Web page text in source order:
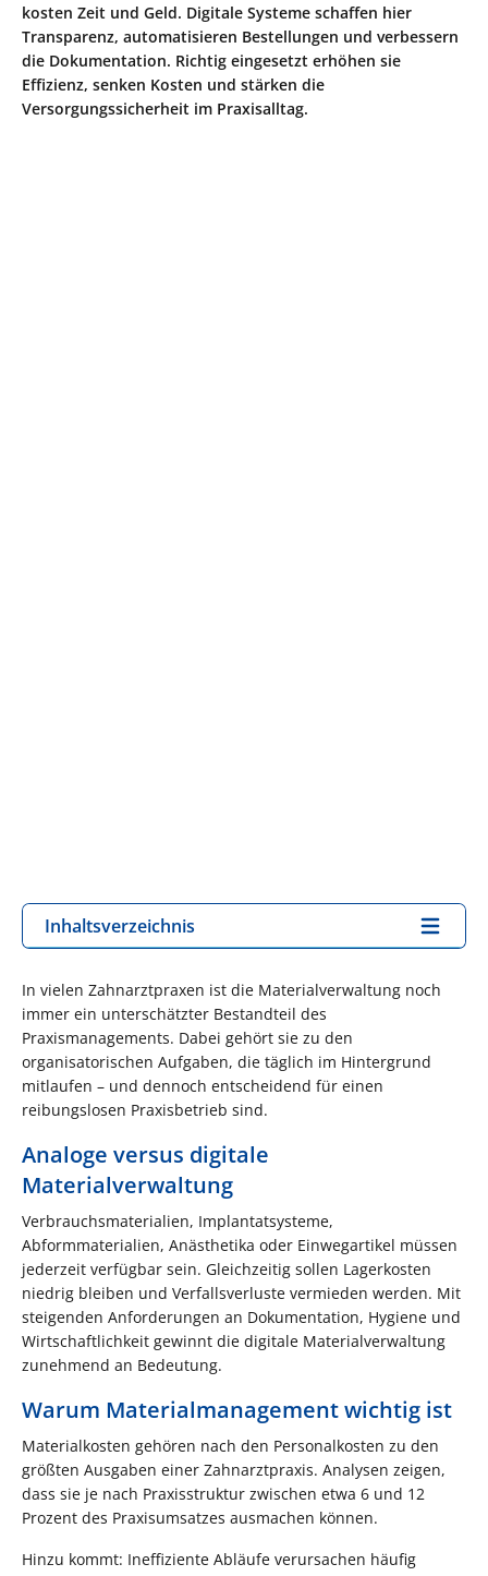
kosten Zeit und Geld. Digitale Systeme schaffen hier
Transparenz, automatisieren Bestellungen und verbessern
die Dokumentation. Richtig eingesetzt erhöhen sie
Effizienz, senken Kosten und stärken die
Versorgungssicherheit im Praxisalltag.
Inhaltsverzeichnis
In vielen Zahnarztpraxen ist die Materialverwaltung noch
immer ein unterschätzter Bestandteil des
Praxismanagements. Dabei gehört sie zu den
organisatorischen Aufgaben, die täglich im Hintergrund
mitlaufen – und dennoch entscheidend für einen
reibungslosen Praxisbetrieb sind.
Analoge versus digitale
Materialverwaltung
Verbrauchsmaterialien, Implantatsysteme,
Abformmaterialien, Anästhetika oder Einwegartikel müssen
jederzeit verfügbar sein. Gleichzeitig sollen Lagerkosten
niedrig bleiben und Verfallsverluste vermieden werden. Mit
steigenden Anforderungen an Dokumentation, Hygiene und
Wirtschaftlichkeit gewinnt die digitale Materialverwaltung
zunehmend an Bedeutung.
Warum Materialmanagement wichtig ist
Materialkosten gehören nach den Personalkosten zu den
größten Ausgaben einer Zahnarztpraxis. Analysen zeigen,
dass sie je nach Praxisstruktur zwischen etwa 6 und 12
Prozent des Praxisumsatzes ausmachen können.
Hinzu kommt: Ineffiziente Abläufe verursachen häufig